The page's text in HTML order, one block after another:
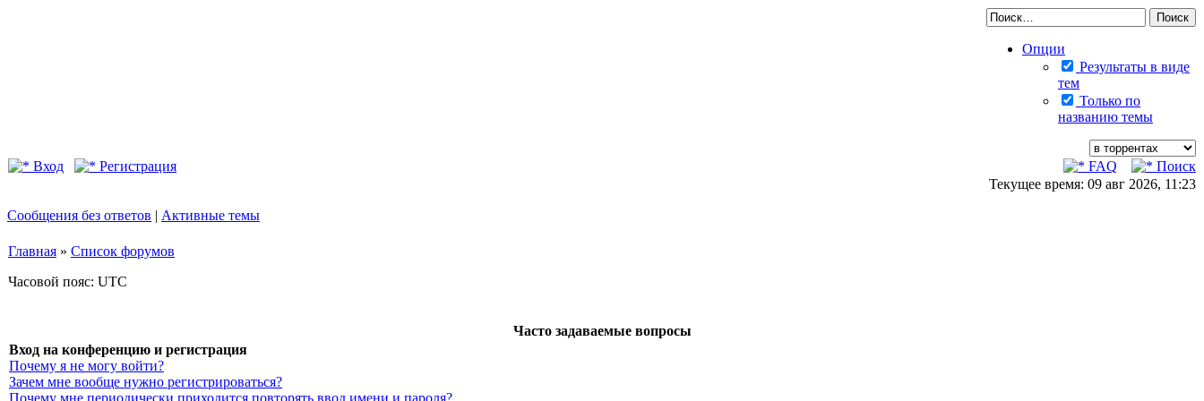
Опции
Результаты в виде
тем
Только по
названию темы
Вход Регистрация FAQ
Поиск
Текущее время: 09 авг 2026, 11:23
Сообщения без ответов | Активные темы
Главная » Список форумов
Часовой пояс: UTC
Часто задаваемые вопросы
Вход на конференцию и регистрация
Почему я не могу войти?
Зачем мне вообще нужно регистрироваться?
Почему мне периодически приходится повторять ввод имени и пароля?